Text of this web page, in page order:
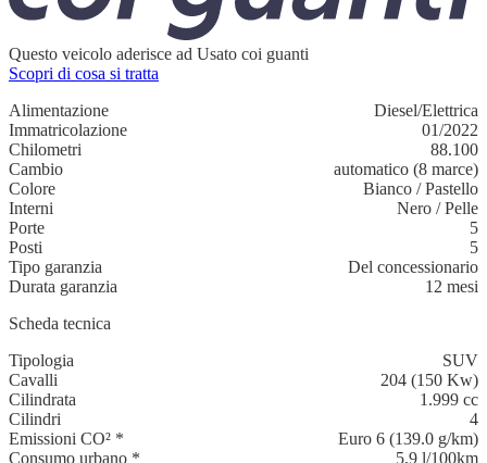
Questo veicolo aderisce ad Usato coi guanti
Scopri di cosa si tratta
Alimentazione
Diesel/Elettrica
Immatricolazione
01/2022
Chilometri
88.100
Cambio
automatico (8 marce)
Colore
Bianco /Pastello
Interni
Nero /Pelle
Porte
5
Posti
5
Tipo garanzia
Del concessionario
Durata garanzia
12 mesi
Scheda tecnica
Tipologia
SUV
Cavalli
204 (150 Kw)
Cilindrata
1.999 cc
Cilindri
4
Emissioni CO² *
Euro 6 (139.0 g/km)
Consumo urbano *
5,9 l/100km